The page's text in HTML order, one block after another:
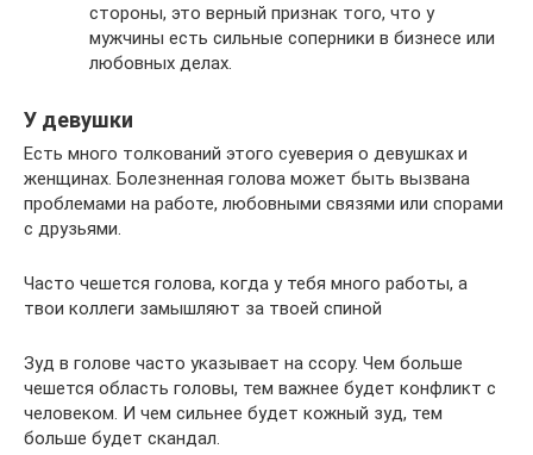
стороны, это верный признак того, что у
мужчины есть сильные соперники в бизнесе или
любовных делах.
У девушки
Есть много толкований этого суеверия о девушках и
женщинах. Болезненная голова может быть вызвана
проблемами на работе, любовными связями или спорами
с друзьями.
Часто чешется голова, когда у тебя много работы, а
твои коллеги замышляют за твоей спиной
Зуд в голове часто указывает на ссору. Чем больше
чешется область головы, тем важнее будет конфликт с
человеком. И чем сильнее будет кожный зуд, тем
больше будет скандал.